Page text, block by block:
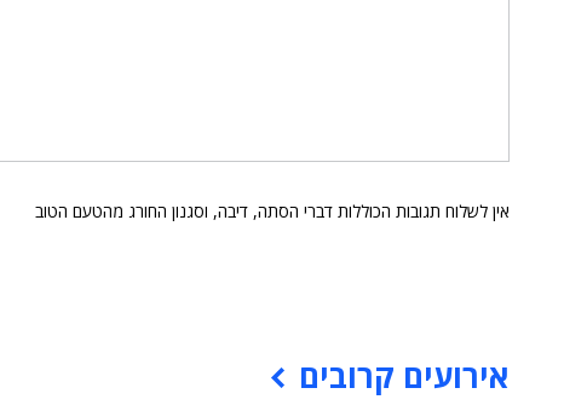
אין לשלוח תגובות הכוללות דברי הסתה, דיבה, וסגנון החורג מהטעם הטוב
אירועים קרובים